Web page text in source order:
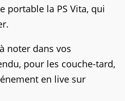
portable la PS Vita, qui
noter dans vos
pour les couche-tard,
en live sur